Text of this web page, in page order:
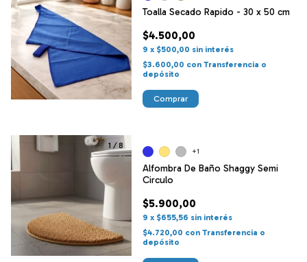
Toalla Secado Rapido - 30 x 50 cm
$4.500,00
9 x $500,00 sin interés
$3.600,00 con Transferencia o
depósito
Comprar
1 / 8
Alfombra De Baño Shaggy Semi
Circulo
$5.900,00
9 x $655,56 sin interés
$4.720,00 con Transferencia o
depósito
+1